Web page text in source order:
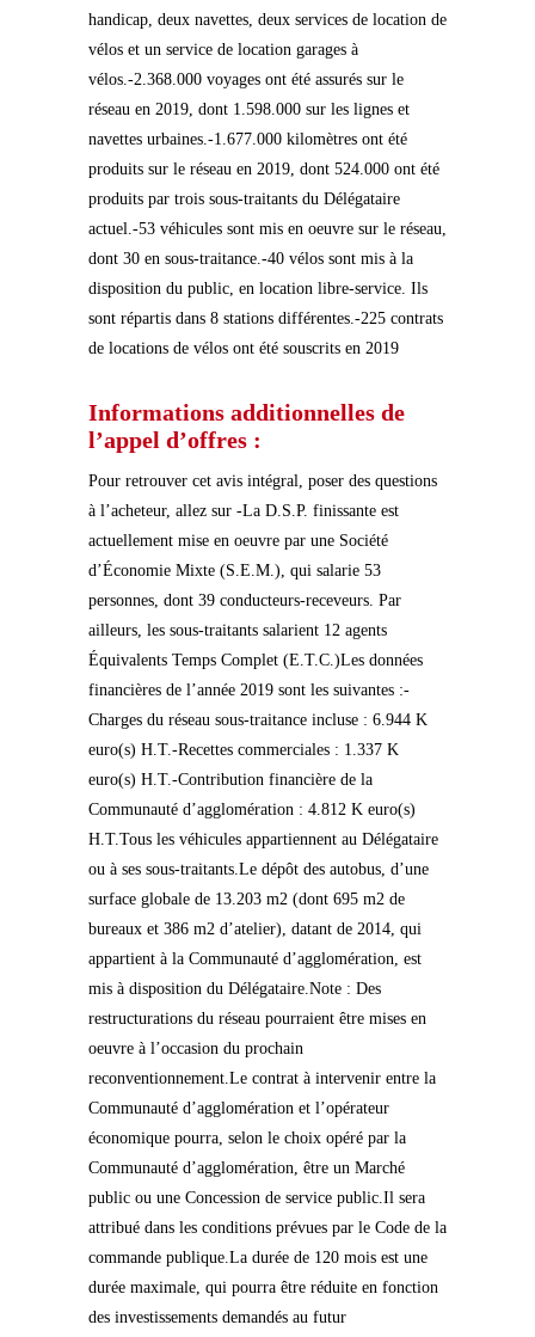
handicap, deux navettes, deux services de location de
vélos et un service de location garages à
vélos.-2.368.000 voyages ont été assurés sur le
réseau en 2019, dont 1.598.000 sur les lignes et
navettes urbaines.-1.677.000 kilomètres ont été
produits sur le réseau en 2019, dont 524.000 ont été
produits par trois sous-traitants du Délégataire
actuel.-53 véhicules sont mis en oeuvre sur le réseau,
dont 30 en sous-traitance.-40 vélos sont mis à la
disposition du public, en location libre-service. Ils
sont répartis dans 8 stations différentes.-225 contrats
de locations de vélos ont été souscrits en 2019
Informations additionnelles de
l’appel d’offres :
Pour retrouver cet avis intégral, poser des questions
à l’acheteur, allez sur -La D.S.P. finissante est
actuellement mise en oeuvre par une Société
d’Économie Mixte (S.E.M.), qui salarie 53
personnes, dont 39 conducteurs-receveurs. Par
ailleurs, les sous-traitants salarient 12 agents
Équivalents Temps Complet (E.T.C.)Les données
financières de l’année 2019 sont les suivantes :-
Charges du réseau sous-traitance incluse : 6.944 K
euro(s) H.T.-Recettes commerciales : 1.337 K
euro(s) H.T.-Contribution financière de la
Communauté d’agglomération : 4.812 K euro(s)
H.T.Tous les véhicules appartiennent au Délégataire
ou à ses sous-traitants.Le dépôt des autobus, d’une
surface globale de 13.203 m2 (dont 695 m2 de
bureaux et 386 m2 d’atelier), datant de 2014, qui
appartient à la Communauté d’agglomération, est
mis à disposition du Délégataire.Note : Des
restructurations du réseau pourraient être mises en
oeuvre à l’occasion du prochain
reconventionnement.Le contrat à intervenir entre la
Communauté d’agglomération et l’opérateur
économique pourra, selon le choix opéré par la
Communauté d’agglomération, être un Marché
public ou une Concession de service public.Il sera
attribué dans les conditions prévues par le Code de la
commande publique.La durée de 120 mois est une
durée maximale, qui pourra être réduite en fonction
des investissements demandés au futur